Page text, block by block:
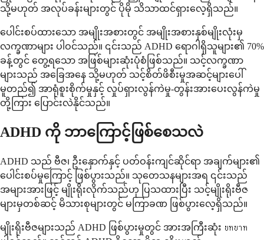
သို့မဟုတ် အလုပ်ခန်းများတွင် ပိုမို သိသာထင်ရှားလေ့ရှိသည်။
ပေါင်းစပ်ထားသော အမျိုးအစားတွင် အမျိုးအစားနှစ်မျိုးလုံးမှ
လက္ခဏာများ ပါဝင်သည်။ ၎င်းသည် ADHD ရောဂါရှိသူများ၏ 70%
ခန့်တွင် တွေ့ရသော အဖြစ်များဆုံးပုံစံဖြစ်သည်။ သင့်လက္ခဏာ
များသည် အခြေအနေ သို့မဟုတ် သင့်စိတ်ဖိစီးမှုအဆင့်များပေါ်
မူတည်၍ အာရုံစူးစိုက်မှုနှင့် လှုပ်ရှားလွန်ကဲမှု-တွန်းအားပေးလွန်ကဲမှု
တို့ကြား ပြောင်းလဲနိုင်သည်။
ADHD ကို ဘာကြောင့်ဖြစ်စေသလဲ
ADHD သည် ဗီဇ၊ ဦးနှောက်နှင့် ပတ်ဝန်းကျင်ဆိုင်ရာ အချက်များ၏
ပေါင်းစပ်မှုကြောင့် ဖြစ်ပွားသည်။ သုတေသနများအရ ၎င်းသည်
အများအားဖြင့် မျိုးရိုးလိုက်သည်ဟု ပြသထားပြီး သင့်မျိုးရိုးဗီဇ
များမှတစ်ဆင့် မိသားစုများတွင် မကြာခဏ ဖြစ်ပွားလေ့ရှိသည်။
မျိုးရိုးဗီဇများသည် ADHD ဖြစ်ပွားမှုတွင် အားအကြီးဆုံး บทบาท